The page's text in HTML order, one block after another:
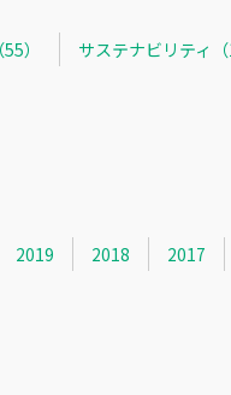
） サステナビリティ（
2019 2018 2017